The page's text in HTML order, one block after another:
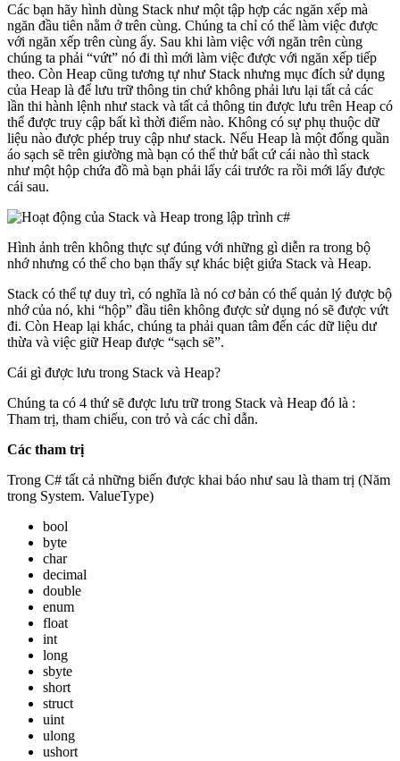
Các bạn hãy hình dùng Stack như một tập hợp các ngăn xếp mà
ngăn đầu tiên nằm ở trên cùng. Chúng ta chỉ có thể làm việc được
với ngăn xếp trên cùng ấy. Sau khi làm việc với ngăn trên cùng
chúng ta phải “vứt” nó đi thì mới làm việc được với ngăn xếp tiếp
theo. Còn Heap cũng tương tự như Stack nhưng mục đích sử dụng
của Heap là để lưu trữ thông tin chứ không phải lưu lại tất cả các
lần thi hành lệnh như stack và tất cả thông tin được lưu trên Heap có
thể được truy cập bất kì thời điểm nào. Không có sự phụ thuộc dữ
liệu nào được phép truy cập như stack. Nếu Heap là một đống quần
áo sạch sẽ trên giường mà bạn có thể thử bất cứ cái nào thì stack
như một hộp chứa đồ mà bạn phải lấy cái trước ra rồi mới lấy được
cái sau.
Hình ảnh trên không thực sự đúng với những gì diễn ra trong bộ
nhớ nhưng có thể cho bạn thấy sự khác biệt giứa Stack và Heap.
Stack có thể tự duy trì, có nghĩa là nó cơ bản có thể quản lý được bộ
nhớ của nó, khi “hộp” đầu tiên không được sử dụng nó sẽ được vứt
đi. Còn Heap lại khác, chúng ta phải quan tâm đến các dữ liệu dư
thừa và việc giữ Heap được “sạch sẽ”.
Cái gì được lưu trong Stack và Heap?
Chúng ta có 4 thứ sẽ được lưu trữ trong Stack và Heap đó là :
Tham trị, tham chiếu, con trỏ và các chỉ dẫn.
Các tham trị
Trong C# tất cả những biến được khai báo như sau là tham trị (Năm
trong System. ValueType)
bool
byte
char
decimal
double
enum
float
int
long
sbyte
short
struct
uint
ulong
ushort